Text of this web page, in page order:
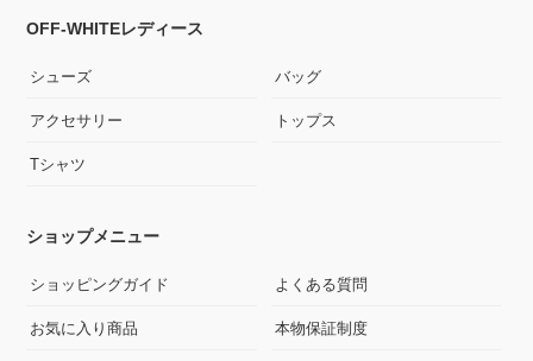
OFF-WHITEレディース
シューズ バッグ
アクセサリー トップス
Tシャツ
ショップメニュー
ショッピングガイド よくある質問
お気に入り商品 本物保証制度